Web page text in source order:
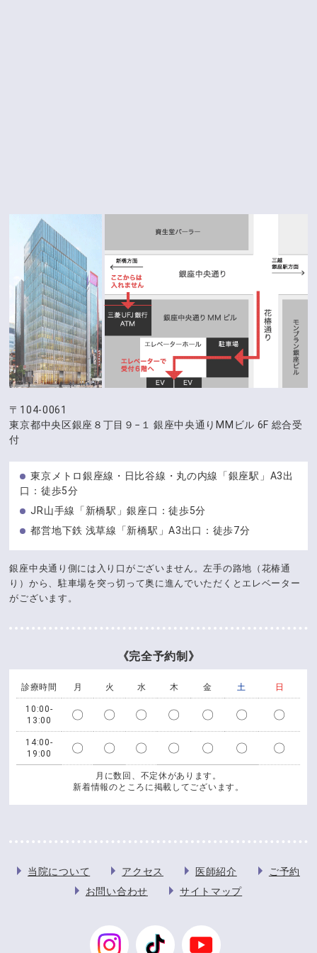
〒104-0061
東京都中央区銀座８丁目９−１ 銀座中央通りMMビル 6F 総合受
付
東京メトロ銀座線・日比谷線・丸の内線「銀座駅」A3出
口：徒歩5分
JR山手線「新橋駅」銀座口：徒歩5分
都営地下鉄 浅草線「新橋駅」A3出口：徒歩7分
銀座中央通り側には入り口がございません。左手の路地（花椿通
り）から、駐車場を突っ切って奥に進んでいただくとエレベーター
がございます。
《完全予約制》
診療時間 月 火 水 木 金 土 日
10:00-
13:00
〇 〇 〇 〇 〇 〇 〇
14:00-
19:00
〇 〇 〇 〇 〇 〇 〇
月に数回、不定休があります。
新着情報のところに掲載してございます。
当院について アクセス 医師紹介
ご予約
お問い合わせ
サイトマップ